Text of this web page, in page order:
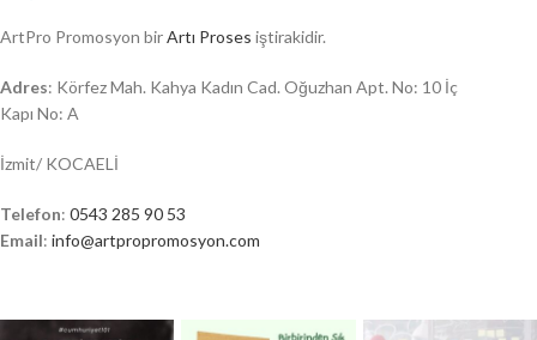
ArtPro Promosyon birArtı Proses iştirakidir.
Adres: Körfez Mah. Kahya Kadın Cad. Oğuzhan Apt. No: 10 İç
Kapı No: A
İzmit/ KOCAELİ
Telefon: 0543 285 90 53
Email: info@artpropromosyon.com